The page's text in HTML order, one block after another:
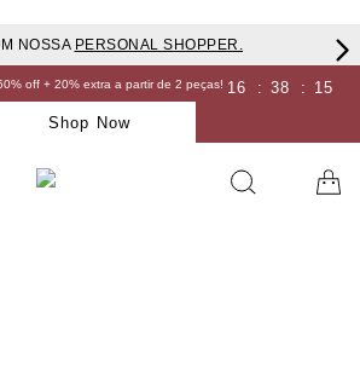
NOSSA PERSONAL SHOPPER.
off + 20% extra a partir de 2 peças! 16 : 38 : 15
Shop Now